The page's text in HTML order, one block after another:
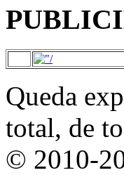
Queda
total, de
© 2010-